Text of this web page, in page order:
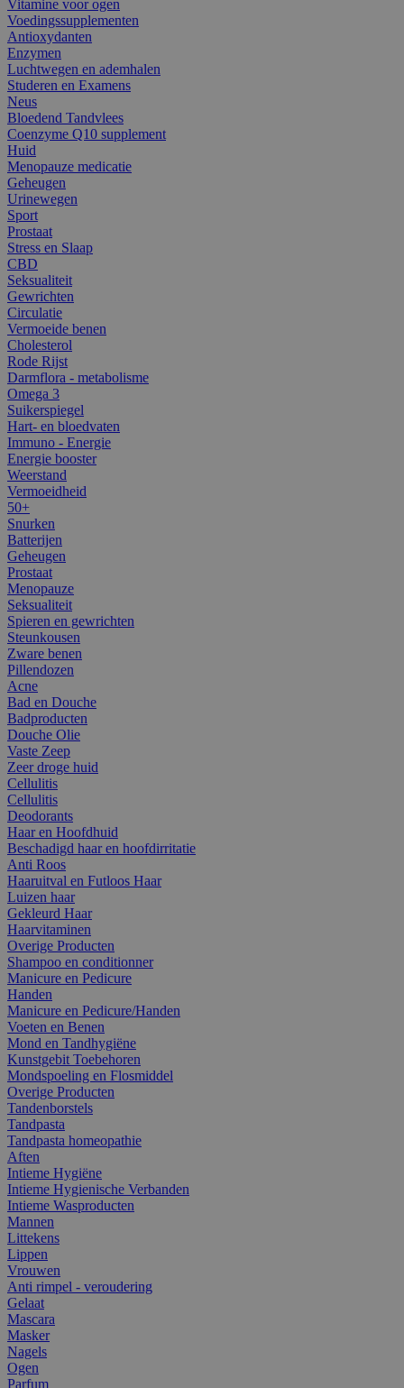
Vitamine voor ogen
Voedingssupplementen
Antioxydanten
Enzymen
Luchtwegen en ademhalen
Studeren en Examens
Neus
Bloedend Tandvlees
Coenzyme Q10 supplement
Huid
Menopauze medicatie
Geheugen
Urinewegen
Sport
Prostaat
Stress en Slaap
CBD
Seksualiteit
Gewrichten
Circulatie
Vermoeide benen
Cholesterol
Rode Rijst
Darmflora - metabolisme
Omega 3
Suikerspiegel
Hart- en bloedvaten
Immuno - Energie
Energie booster
Weerstand
Vermoeidheid
50+
Snurken
Batterijen
Geheugen
Prostaat
Menopauze
Seksualiteit
Spieren en gewrichten
Steunkousen
Zware benen
Pillendozen
Acne
Bad en Douche
Badproducten
Douche Olie
Vaste Zeep
Zeer droge huid
Cellulitis
Cellulitis
Deodorants
Haar en Hoofdhuid
Beschadigd haar en hoofdirritatie
Anti Roos
Haaruitval en Futloos Haar
Luizen haar
Gekleurd Haar
Haarvitaminen
Overige Producten
Shampoo en conditionner
Manicure en Pedicure
Handen
Manicure en Pedicure/Handen
Voeten en Benen
Mond en Tandhygiëne
Kunstgebit Toebehoren
Mondspoeling en Flosmiddel
Overige Producten
Tandenborstels
Tandpasta
Tandpasta homeopathie
Aften
Intieme Hygiëne
Intieme Hygienische Verbanden
Intieme Wasproducten
Mannen
Littekens
Lippen
Vrouwen
Anti rimpel - veroudering
Gelaat
Mascara
Masker
Nagels
Ogen
Parfum